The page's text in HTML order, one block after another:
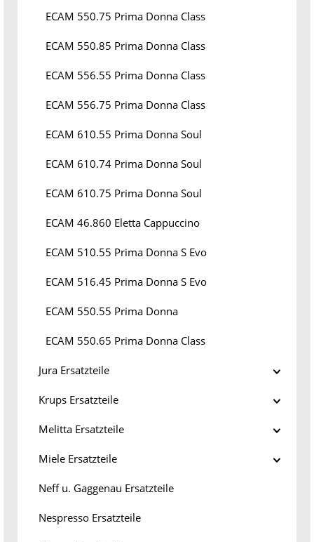
ECAM 550.75 Prima Donna Class
ECAM 550.85 Prima Donna Class
ECAM 556.55 Prima Donna Class
ECAM 556.75 Prima Donna Class
ECAM 610.55 Prima Donna Soul
ECAM 610.74 Prima Donna Soul
ECAM 610.75 Prima Donna Soul
ECAM 46.860 Eletta Cappuccino
ECAM 510.55 Prima Donna S Evo
ECAM 516.45 Prima Donna S Evo
ECAM 550.55 Prima Donna
ECAM 550.65 Prima Donna Class
Jura Ersatzteile
Krups Ersatzteile
Melitta Ersatzteile
Miele Ersatzteile
Neff u. Gaggenau Ersatzteile
Nespresso Ersatzteile